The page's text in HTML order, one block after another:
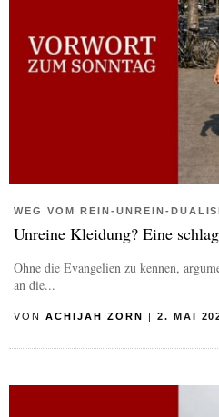
WEG VOM REIN-UNREIN-
Unreine Kleidung? Eine
Ohne die Evangelien zu kennen,
an die...
VON ACHIJAH ZORN | 2. MAI